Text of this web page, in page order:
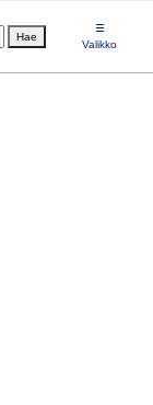
Hae
☰
Valikko